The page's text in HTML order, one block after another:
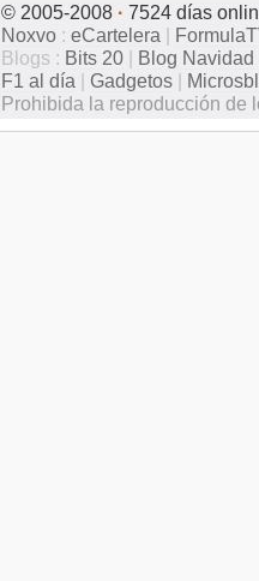
© 2005-2008 · 7524 días
Noxvo : eCartelera |
Blogs : Bits 20 | Blog Navidad
F1 al día | Gadgetos |
Prohibida la reproducción de